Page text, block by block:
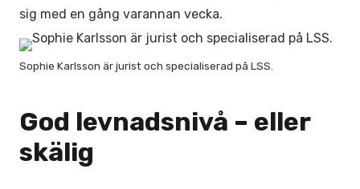
sig med en gång varannan vecka.
Sophie Karlsson är jurist och specialiserad på LSS.
God levnadsnivå – eller
skälig